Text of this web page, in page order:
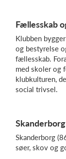
Fællesskab
Klubben
og bestyrelse
fællesskab.
med skoler og
klubkulturen,
social trivsel.
Skanderborg
søer, skov og